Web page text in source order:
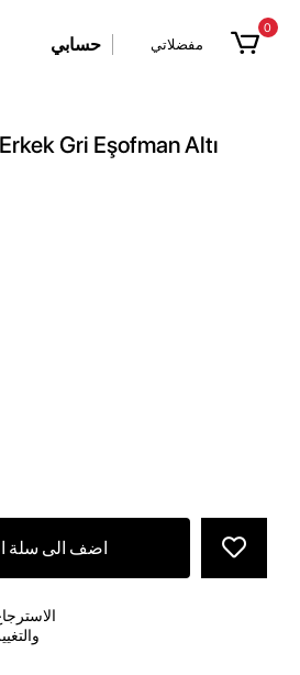
حسابي مفضلاتي
0
Gri Eşofman Altı
اضف الى سلة